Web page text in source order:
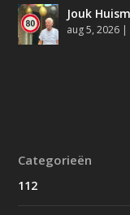
Jouk
aug 5, 2026 |
Categorieën
112